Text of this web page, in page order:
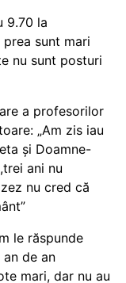
9.70 la
sunt mari
nu sunt posturi
a profesorilor
„Am zis iau
și Doamne-
ani nu
nu cred că
le răspunde
de an
mari, dar nu au